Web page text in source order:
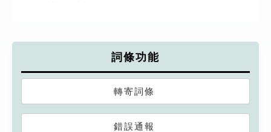
詞條功能
轉寄詞條
錯誤通報